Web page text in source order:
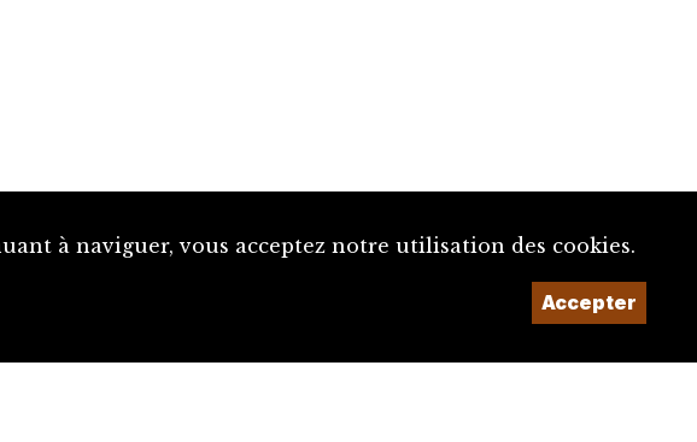
à naviguer, vous acceptez notre utilisation des cookies.
Accepter